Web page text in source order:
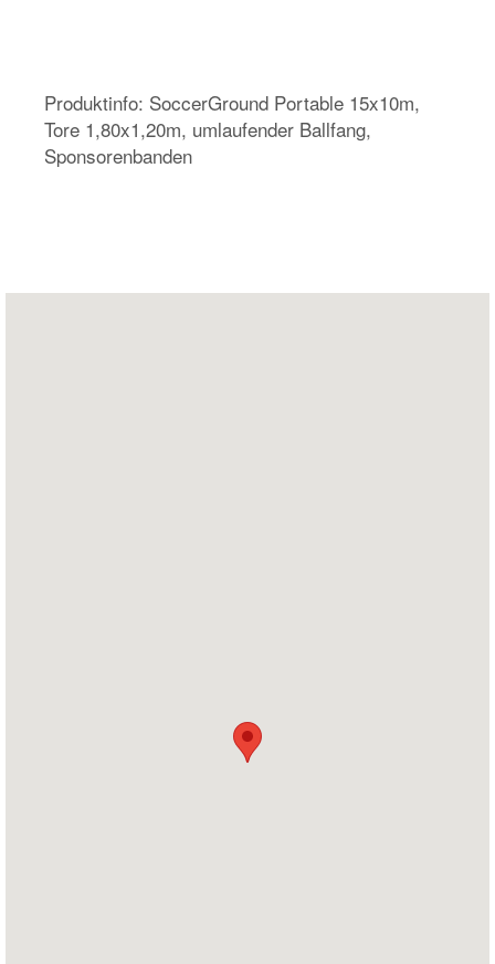
Produktinfo: SoccerGround Portable 15x10m,
Tore 1,80x1,20m, umlaufender Ballfang,
Sponsorenbanden